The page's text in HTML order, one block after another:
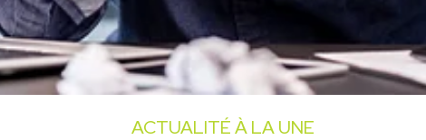
ACTUALITÉ À LA UNE